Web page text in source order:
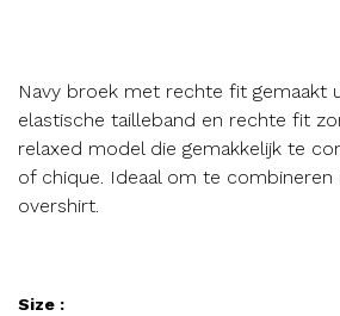
Navy broek met rechte fit gemaakt
elastische tailleband en rechte fit
relaxed model die gemakkelijk te
of chique. Ideaal om te
overshirt.
Size :